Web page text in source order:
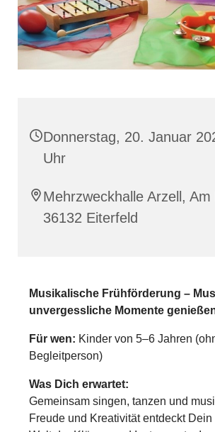
Donnerstag, 20. Januar
Uhr
Mehrzweckhalle Arzell, Am
36132 Eiterfeld
Musikalische Frühförderung –
unvergessliche Momente
Für wen: Kinder von 5–6 Jahren
Begleitperson)
Was Dich erwartet:
Gemeinsam singen, tanzen und
Freude und Kreativität entdeckt